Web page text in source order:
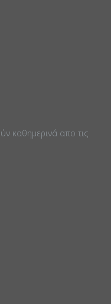
καθημερινά απο τις